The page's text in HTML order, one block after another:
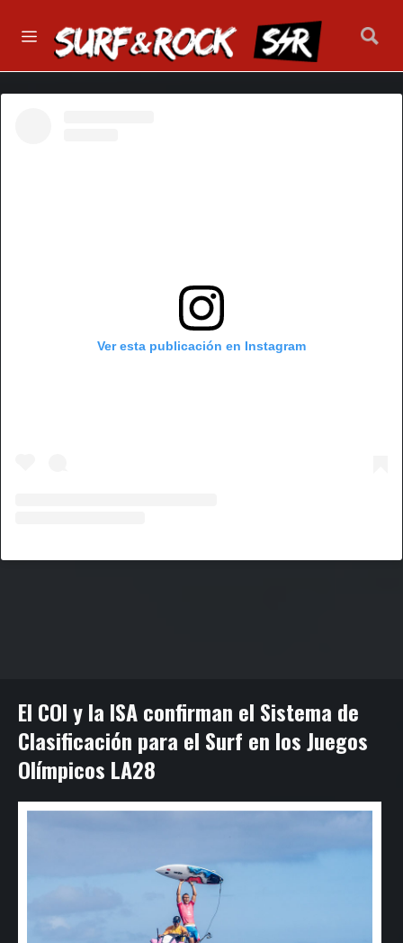
Ver esta publicación en Instagram
El COI y la ISA confirman el Sistema de
Clasificación para el Surf en los Juegos
Olímpicos LA28